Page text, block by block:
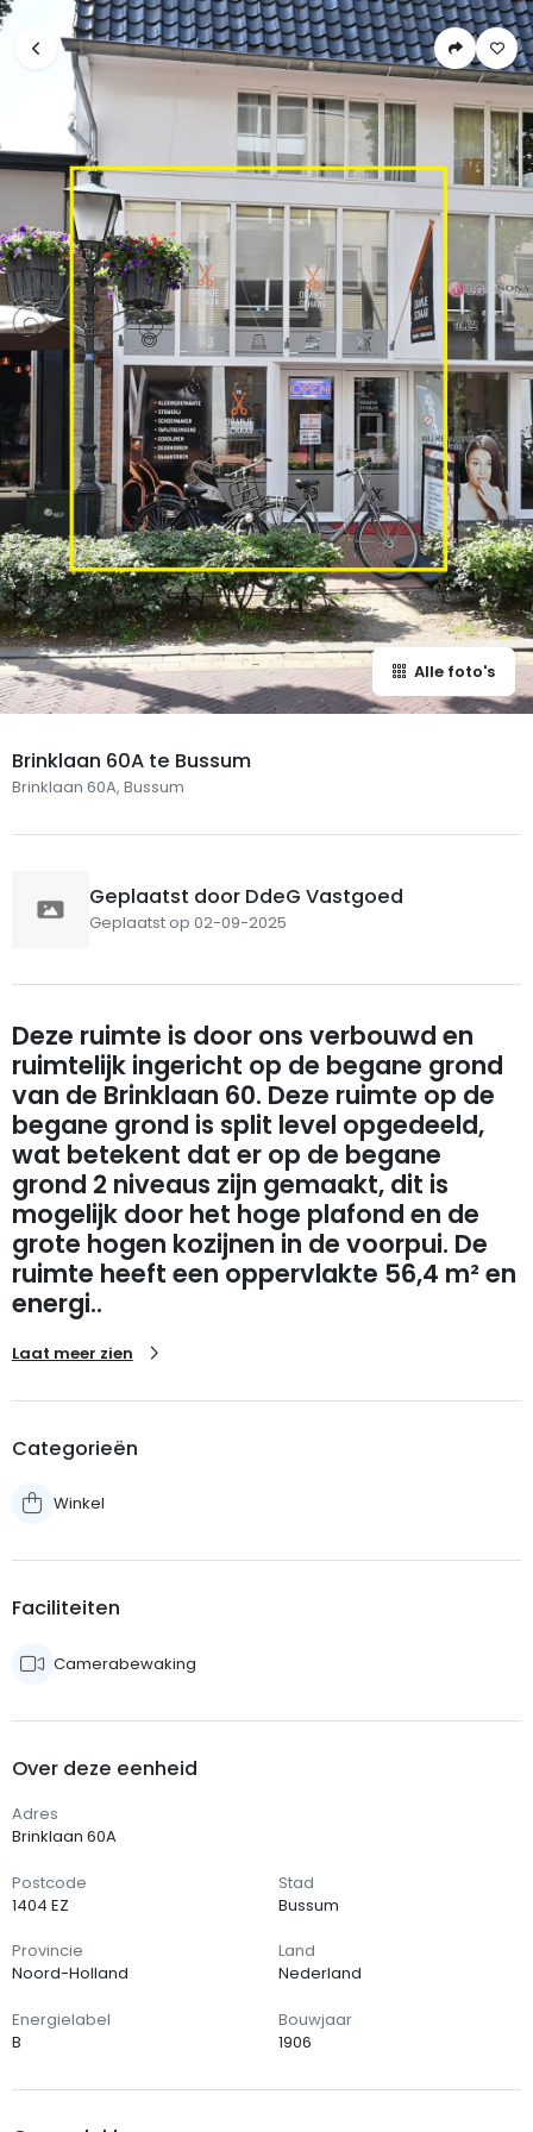
Alle foto's
Brinklaan 60A te Bussum
Brinklaan 60A, Bussum
Geplaatst door DdeG Vastgoed
Geplaatst op 02-09-2025
Deze ruimte is door ons verbouwd en
ruimtelijk ingericht op de begane grond
van de Brinklaan 60. Deze ruimte op de
begane grond is split level opgedeeld,
wat betekent dat er op de begane
grond 2 niveaus zijn gemaakt, dit is
mogelijk door het hoge plafond en de
grote hogen kozijnen in de voorpui. De
ruimte heeft een oppervlakte 56,4 m² en
energi..
Laat meer zien
Categorieën
Winkel
Faciliteiten
Camerabewaking
Over deze eenheid
Adres
Brinklaan 60A
Postcode
1404 EZ
Stad
Bussum
Provincie
Noord-Holland
Land
Nederland
Energielabel
B
Bouwjaar
1906